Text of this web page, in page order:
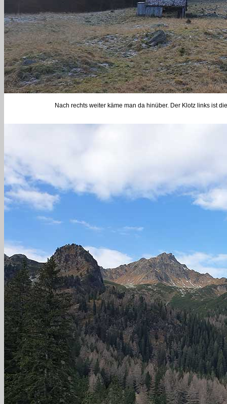
Nach rechts weiter käme man da hinüber. Der Klotz links ist